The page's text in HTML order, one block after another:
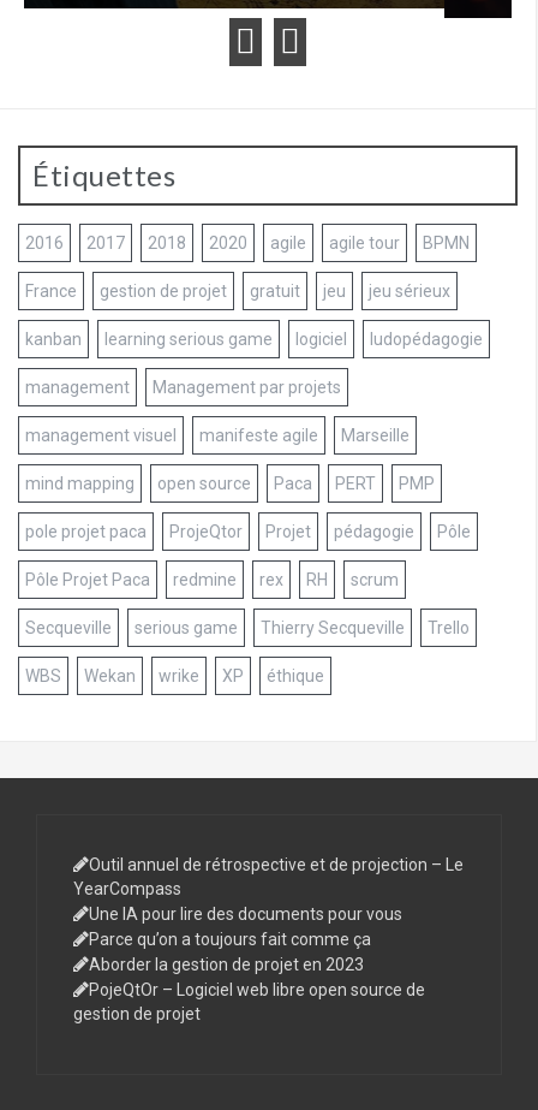
Étiquettes
2016 2017 2018 2020 agile agile tour BPMN
France gestion de projet gratuit jeu
kanban learning serious game logiciel ludopédagogie
management Management par projets
management visuel manifeste agile Marseille
mind mapping open source Paca PERT PMP
pole projet paca ProjeQtor Projet pédagogie Pôle
Pôle Projet Paca redmine rex RH
Outil annuel de rétrospective et de projection – Le
YearCompass
Une IA pour lire des documents pour vous